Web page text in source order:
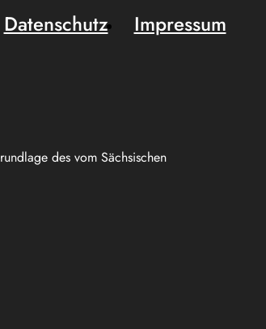
des vom Sächsischen
Datenschutz
Impressum